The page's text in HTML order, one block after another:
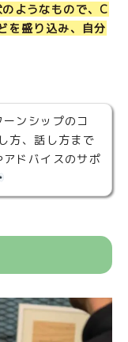
ようなもので、C
を盛り込み、自分
ンシップのコ
方、話し方まで
ドバイスのサポ